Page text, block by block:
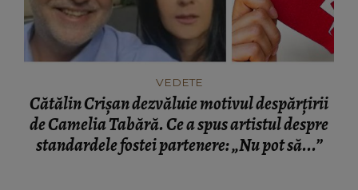
VEDETE
Cătălin Crișan dezvăluie motivul despărțirii
de Camelia Tabără. Ce a spus artistul despre
standardele fostei partenere: „Nu pot să...”